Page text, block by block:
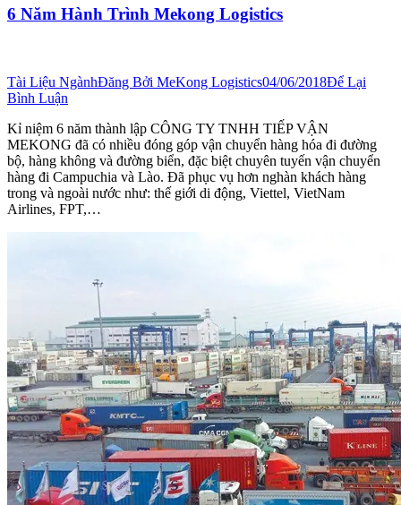
6 Năm Hành Trình Mekong Logistics
Tài Liệu NgànhĐăng Bởi MeKong Logistics04/06/2018Để Lại
Bình Luận
Kỉ niệm 6 năm thành lập CÔNG TY TNHH TIẾP VẬN
MEKONG đã có nhiều đóng góp vận chuyển hàng hóa đi đường
bộ, hàng không và đường biển, đặc biệt chuyên tuyến vận chuyển
hàng đi Campuchia và Lào. Đã phục vụ hơn nghàn khách hàng
trong và ngoài nước như: thế giới di động, Viettel, VietNam
Airlines, FPT,…